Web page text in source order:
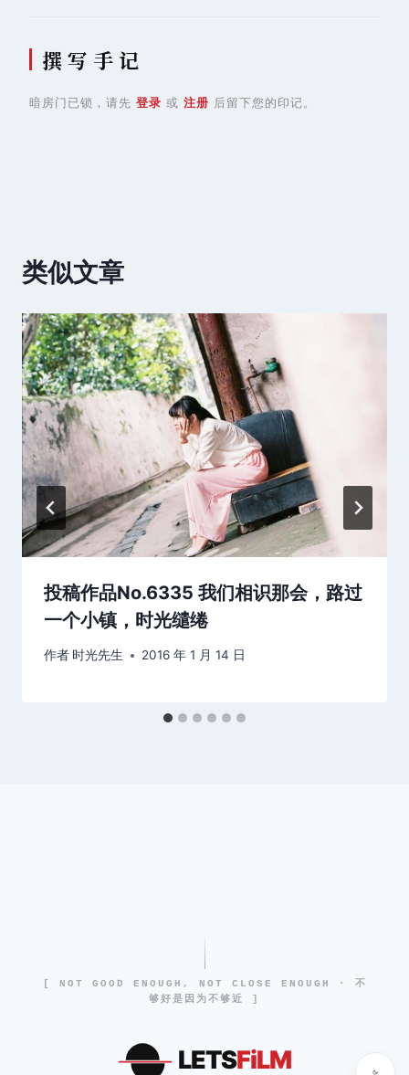
撰 写 手 记
暗房门已锁，请先 登录 或 注册 后留下您的印记。
类似文章
投稿作品No.6335 我们相识那会，路过
一个小镇，时光缱绻
作者 时光先生 2016 年 1 月 14 日
[ NOT GOOD ENOUGH, NOT CLOSE ENOUGH · 不
够好是因为不够近 ]
LETSFiLM